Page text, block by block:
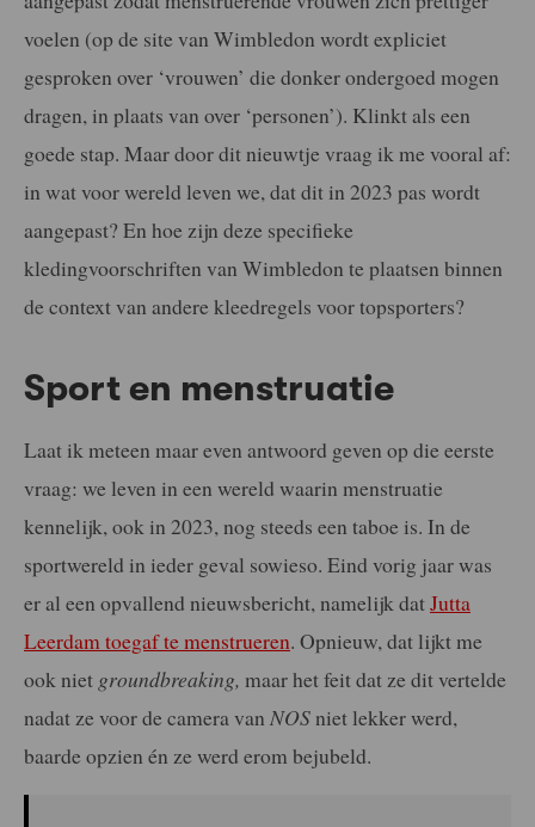
voelen (op de site van Wimbledon wordt expliciet
gesproken over ‘vrouwen’ die donker ondergoed mogen
dragen, in plaats van over ‘personen’). Klinkt als een
goede stap. Maar door dit nieuwtje vraag ik me vooral af:
in wat voor wereld leven we, dat dit in 2023 pas wordt
aangepast? En hoe zijn deze specifieke
kledingvoorschriften van Wimbledon te plaatsen binnen
de context van andere kleedregels voor topsporters?
Sport en menstruatie
Laat ik meteen maar even antwoord geven op die eerste
vraag: we leven in een wereld waarin menstruatie
kennelijk, ook in 2023, nog steeds een taboe is. In de
sportwereld in ieder geval sowieso. Eind vorig jaar was
er al een opvallend nieuwsbericht, namelijk datJutta
Leerdam toegaf te menstrueren. Opnieuw, dat lijkt me
ook niet groundbreaking, maar het feit dat ze dit vertelde
nadat ze voor de camera van NOSniet lekker werd,
baarde opzien én ze werd erom bejubeld.